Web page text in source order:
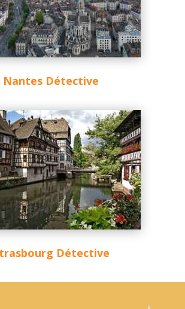
Nantes Détective
Détective